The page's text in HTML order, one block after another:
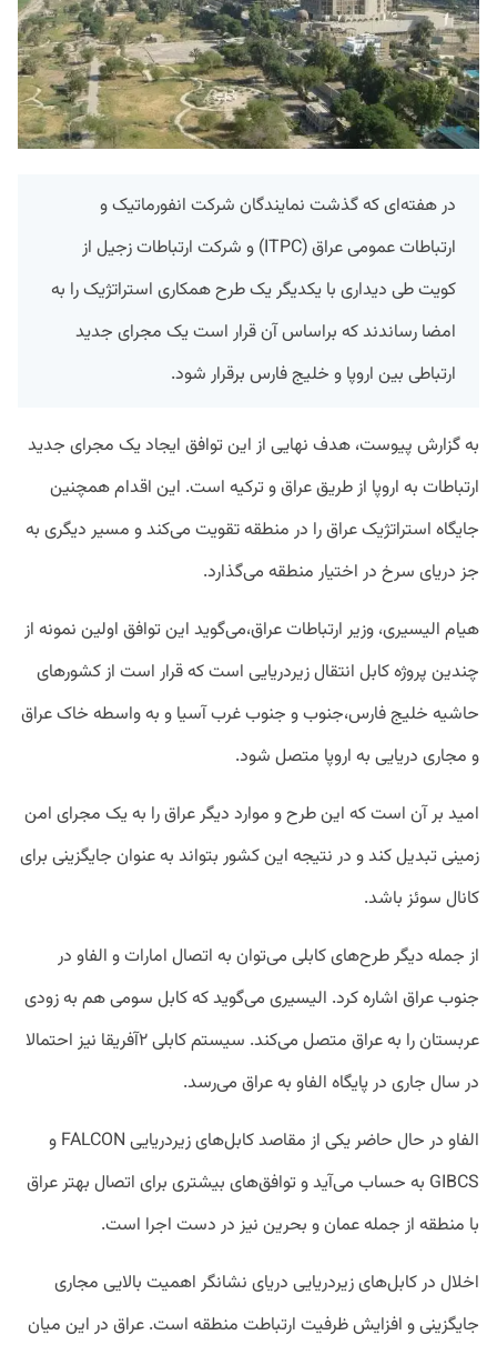
در هفته‌ای که گذشت نمایندگان شرکت انفورماتیک و
ارتباطات عمومی عراق (ITPC) و شرکت ارتباطات زجیل از
کویت طی دیداری با یکدیگر یک طرح همکاری استراتژیک را به
امضا رساندند که براساس آن قرار است یک مجرای جدید
ارتباطی بین اروپا و خلیج فارس برقرار شود.
به گزارش پیوست، هدف نهایی از این توافق ایجاد یک مجرای جدید
ارتباطات به اروپا از طریق عراق و ترکیه است. این اقدام همچنین
جایگاه استراتژیک عراق را در منطقه تقویت می‌کند و مسیر دیگری به
جز دریای سرخ در اختیار منطقه می‌گذارد.
هیام الیسیری، وزیر ارتباطات عراق،‌می‌گوید این توافق اولین نمونه از
چندین پروژه کابل انتقال زیردریایی است که قرار است از کشور‌های
حاشیه خلیج فارس،‌جنوب و جنوب غرب آسیا و به واسطه خاک عراق
و مجاری دریایی به اروپا متصل شود.
امید بر آن است که این طرح و موارد دیگر عراق را به یک مجرای امن
زمینی تبدیل کند و در نتیجه این کشور بتواند به عنوان جایگزینی برای
کانال سوئز باشد.
از جمله دیگر طرح‌های کابلی می‌توان به اتصال امارات و الفاو در
جنوب عراق اشاره کرد. الیسیری می‌گوید که کابل سومی هم به زودی
عربستان را به عراق متصل می‌کند. سیستم کابلی ۲آفریقا نیز احتمالا
در سال جاری در پایگاه الفاو به عراق می‌رسد.
الفاو در حال حاضر یکی از مقاصد کابل‌های زیردریایی FALCON و
GIBCS به حساب می‌آید و توافق‌های بیشتری برای اتصال بهتر عراق
با منطقه از جمله عمان و بحرین نیز در دست اجرا است.
اخلال در کابل‌های زیردریایی دریای نشانگر اهمیت بالایی مجاری
جایگزینی و افزایش ظرفیت ارتباطت منطقه است. عراق در این میان